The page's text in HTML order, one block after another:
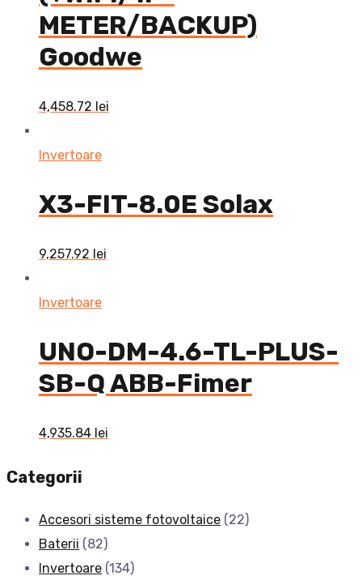
METER/BACKUP)
Goodwe
4,458.72 lei
Invertoare
X3-FIT-8.0E Solax
9,257.92 lei
Invertoare
UNO-DM-4.6-TL-PLUS-
SB-Q ABB-Fimer
4,935.84 lei
Categorii
Accesori sisteme fotovoltaice (22)
Baterii (82)
Invertoare (134)